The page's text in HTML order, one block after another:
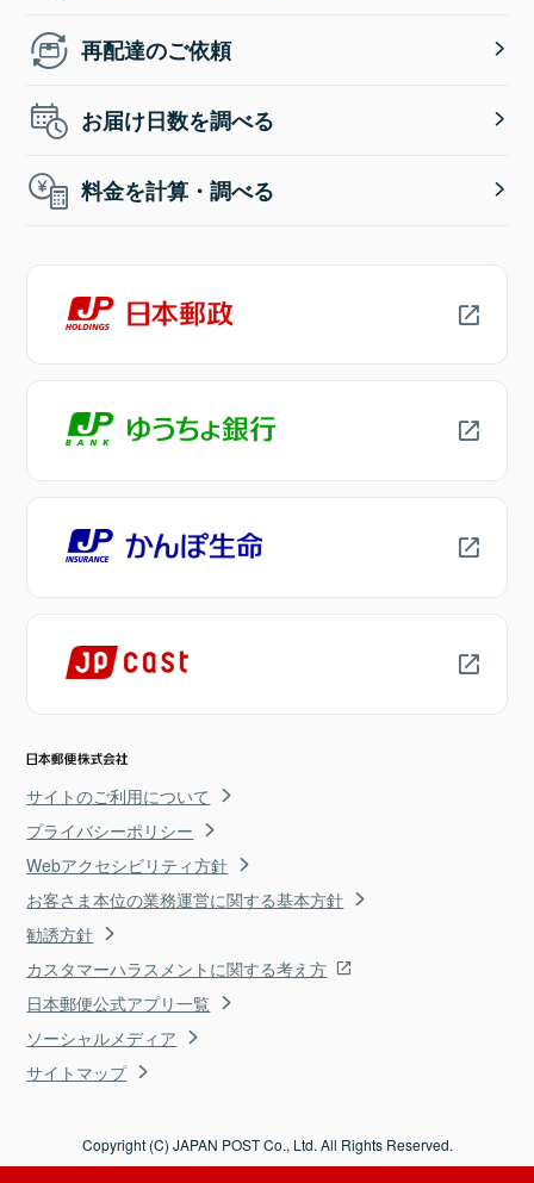
再配達のご依頼
お届け日数を調べる
料金を計算・調べる
サイトのご利用について
プライバシーポリシー
Webアクセシビリティ方針
お客さま本位の業務運営に関する基本方針
勧誘方針
カスタマーハラスメントに関する考え方
日本郵便公式アプリ一覧
ソーシャルメディア
サイトマップ
Copyright (C) JAPAN POST Co., Ltd. All Rights Reserved.